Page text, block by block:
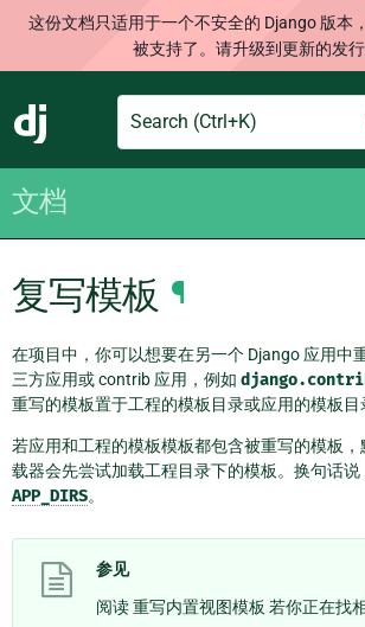
这份文档只适用于一个不安全的 Django 版本
被支持了。请升级到更新的发行
Django
Search
文档
复写模板 ¶
在项目中，你可以想要在另一个 Django 应用中
三方应用或 contrib 应用，例如
重写的模板置于工程的模板目录或应用的模板目
若应用和工程的模板模板都包含被重写的模板，
载器会先尝试加载工程目录下的模板。换句话说
APP_DIRS。
参见
阅读重写内置视图模板 若你正在找